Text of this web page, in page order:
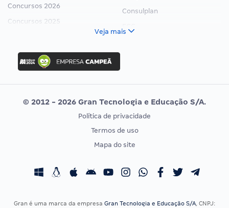
Concursos 2026
Concursos 2025
Concurso Nacional Unificado
Concurso Ibama
Concurso MPU
Editais publicados
Consulplan
Vunesp
CONCURSOS POR PROFISSÃO
Concursos Fiscais
EXAME DE ORDEM
Calendário OAB
Veja mais
© 2012 - 2026 Gran Tecnologia e Educação S/A.
Política de privacidade
Termos de uso
Mapa do site
Gran é uma marca da empresa Gran Tecnologia e Educação S/A, CNPJ: